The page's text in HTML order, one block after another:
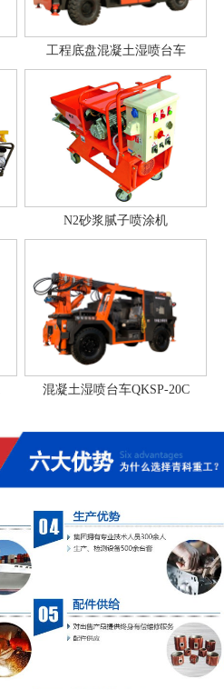
工程底盘混凝土湿喷台车
N2砂浆腻子喷涂机
混凝土湿喷台车QKSP-20C